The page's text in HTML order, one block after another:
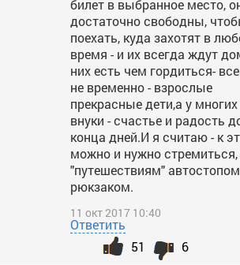
билет в выбранное место,
достаточно свободны,
поехать, куда захотят в
время - и их всегда ждут
них есть чем гордиться-
не временно - взрослые
прекрасные дети,а у многих
внуки - счастье и радость
конца дней.И я считаю - к
можно и нужно стремиться,
"путешествиям"
рюкзаком.
11 окт 2017 10:40
Ответить
6
51